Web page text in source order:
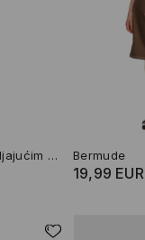
Kratke hlače s ponavljajućim uzorkom Bermude
19,99 EUR